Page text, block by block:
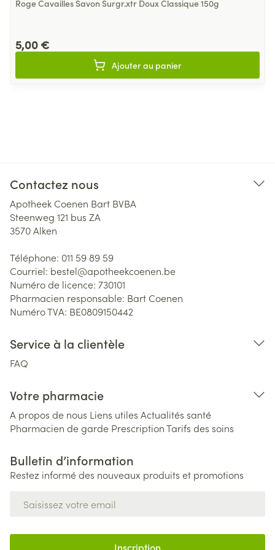
Roge Cavailles Savon Surgr.xtr Doux Classique 150g
5,00 €
Ajouter au panier
Contactez nous
Apotheek Coenen Bart BVBA
Steenweg 121 bus ZA
3570Alken
Téléphone: 011 59 89 59
Courriel: bestel@apotheekcoenen.be
Numéro de licence: 730101
Pharmacien responsable: Bart Coenen
Numéro TVA: BE0809150442
Service à la clientèle
FAQ
Votre pharmacie
A propos de nous Liens utiles Actualités santé
Pharmacien de garde PrescriptionTarifs des soins
Bulletin d’information
Restez informé des nouveaux produits et promotions
Inscription